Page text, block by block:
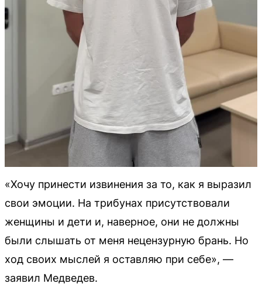
«Хочу принести извинения за то, как я выразил
свои эмоции. На трибунах присутствовали
женщины и дети и, наверное, они не должны
были слышать от меня нецензурную брань. Но
ход своих мыслей я оставляю при себе», —
заявил Медведев.